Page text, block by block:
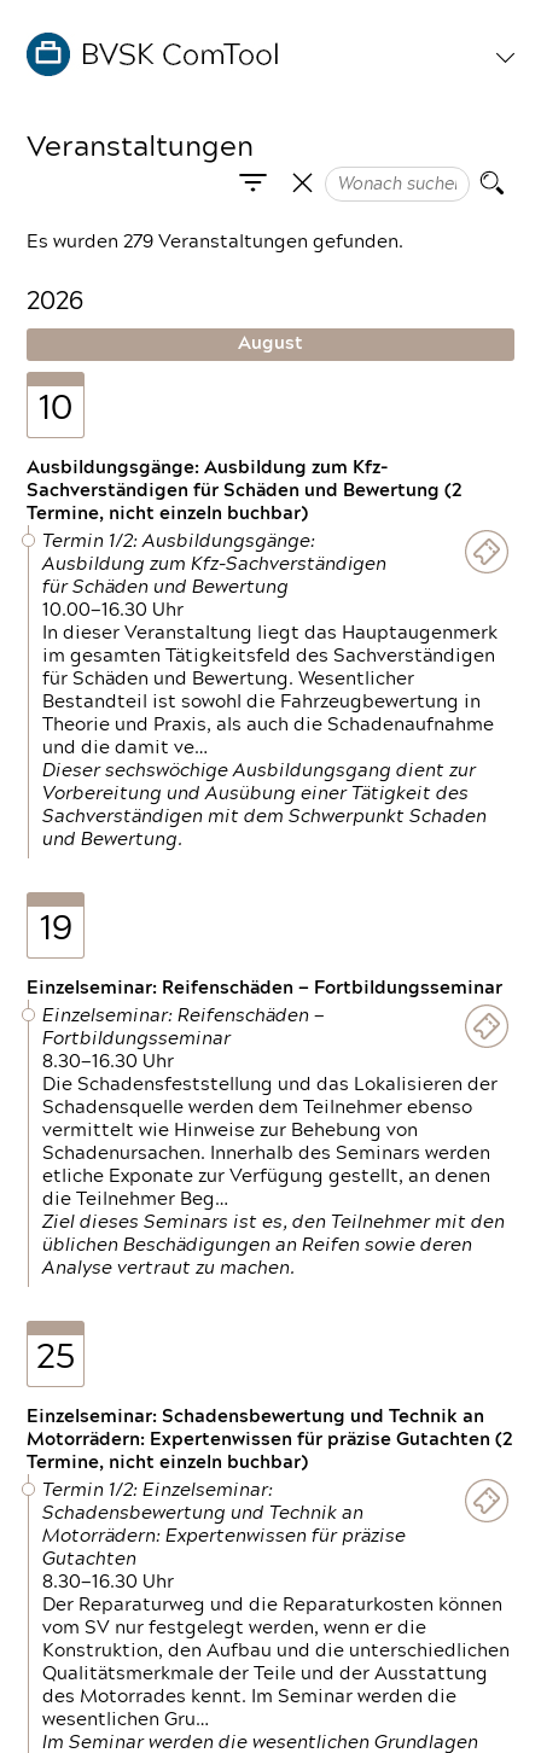
Veranstaltungen
Es wurden 279 Veranstaltungen gefunden.
2026
August
10
Ausbildungsgänge: Ausbildung zum Kfz-
Sachverständigen für Schäden und Bewertung (2
Termine, nicht einzeln buchbar)
Termin 1/2: Ausbildungsgänge:
Ausbildung zum Kfz-Sachverständigen
für Schäden und Bewertung
10.00—16.30 Uhr
In dieser Veranstaltung liegt das Hauptaugenmerk
im gesamten Tätigkeitsfeld des Sachverständigen
für Schäden und Bewertung. Wesentlicher
Bestandteil ist sowohl die Fahrzeugbewertung in
Theorie und Praxis, als auch die Schadenaufnahme
und die damit ve…
Dieser sechswöchige Ausbildungsgang dient zur
Vorbereitung und Ausübung einer Tätigkeit des
Sachverständigen mit dem Schwerpunkt Schaden
und Bewertung.
19
Einzelseminar: Reifenschäden — Fortbildungsseminar
Einzelseminar: Reifenschäden —
Fortbildungsseminar
8.30—16.30 Uhr
Die Schadensfeststellung und das Lokalisieren der
Schadensquelle werden dem Teilnehmer ebenso
vermittelt wie Hinweise zur Behebung von
Schadenursachen. Innerhalb des Seminars werden
etliche Exponate zur Verfügung gestellt, an denen
die Teilnehmer Beg…
Ziel dieses Seminars ist es, den Teilnehmer mit den
üblichen Beschädigungen an Reifen sowie deren
Analyse vertraut zu machen.
25
Einzelseminar: Schadensbewertung und Technik an
Motorrädern: Expertenwissen für präzise Gutachten (2
Termine, nicht einzeln buchbar)
Termin 1/2: Einzelseminar:
Schadensbewertung und Technik an
Motorrädern: Expertenwissen für präzise
Gutachten
8.30—16.30 Uhr
Der Reparaturweg und die Reparaturkosten können
vom SV nur festgelegt werden, wenn er die
Konstruktion, den Aufbau und die unterschiedlichen
Qualitätsmerkmale der Teile und der Ausstattung
des Motorrades kennt. Im Seminar werden die
wesentlichen Gru…
Im Seminar werden die wesentlichen Grundlagen